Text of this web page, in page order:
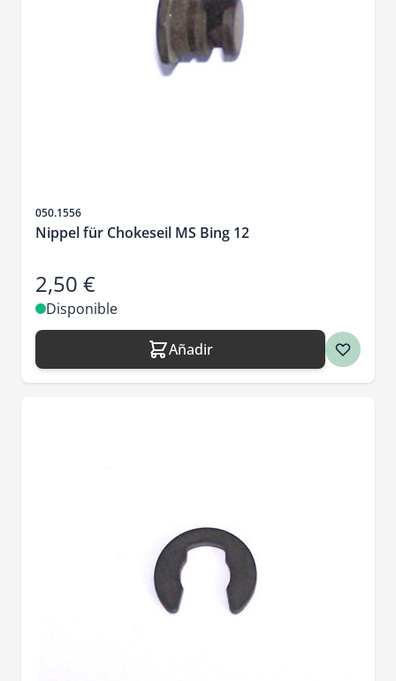
SKU
050.1556
Nippel für Chokeseil MS Bing 12
2,50 €
Disponible
Añadir